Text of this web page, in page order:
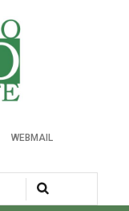
WEBMAIL